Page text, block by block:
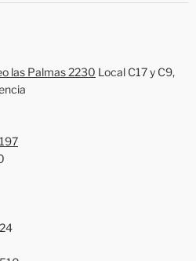
las Palmas 2230 Local C17 y C9,